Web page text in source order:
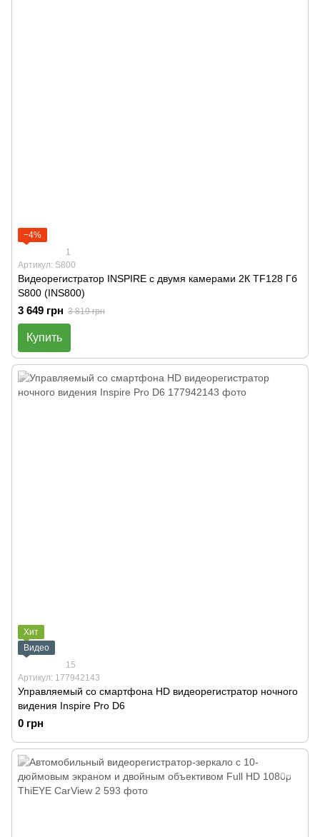
−4%
1
Артикул: S800
Видеорегистратор INSPIRE с двумя камерами 2К TF128 Гб
S800 (INS800)
3 649 грн 3 819 грн
Купить
Хит
Видео
15
Артикул: 177942143
Управляемый со смартфона HD видеорегистратор ночного
видения Inspire Pro D6
0 грн